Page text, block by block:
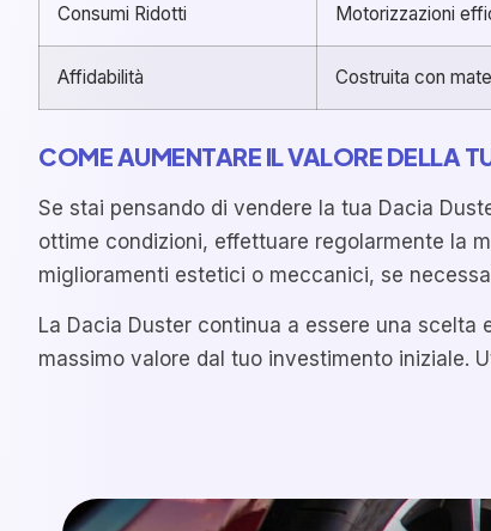
Consumi Ridotti Motorizzazioni
Affidabilità Costruita con
COME AUMENTARE IL VALORE DELLA
Se stai pensando di vendere la tua Dacia
ottime condizioni, effettuare regolarmente la
miglioramenti estetici o meccanici, se
La Dacia Duster continua a essere una
massimo valore dal tuo investimento iniziale.